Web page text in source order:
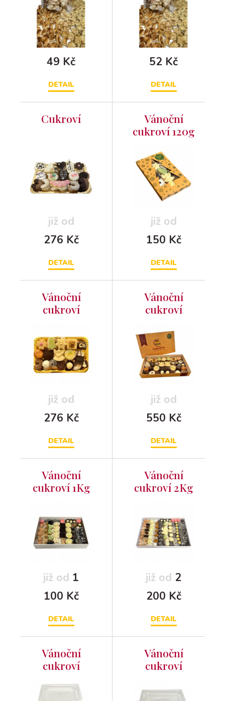
49 Kč
DETAIL
52 Kč
DETAIL
Cukroví
již od
276 Kč
DETAIL
Vánoční
cukroví 120g
již od
150 Kč
DETAIL
Vánoční
cukroví
již od
276 Kč
DETAIL
Vánoční
cukroví
již od
550 Kč
DETAIL
Vánoční
cukroví 1Kg
již od 1
100 Kč
DETAIL
Vánoční
cukroví 2Kg
již od 2
200 Kč
DETAIL
Vánoční
cukroví
fruktózou
Vánoční
cukroví
fruktózou